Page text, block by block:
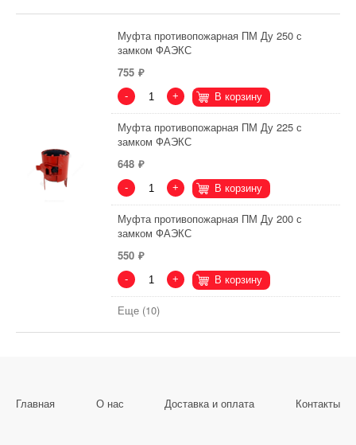
Муфта противопожарная ПМ Ду 250 с
замком ФАЭКС
755
- + В корзину
Муфта противопожарная ПМ Ду 225 с
замком ФАЭКС
648
- + В корзину
Муфта противопожарная ПМ Ду 200 с
замком ФАЭКС
550
- + В корзину
Еще (10)
Главная О нас Доставка и оплата Контакты